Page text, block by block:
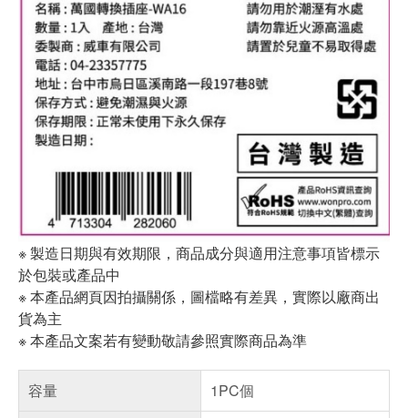
※ 製造日期與有效期限，商品成分與適用注意事項皆標示
於包裝或產品中
※ 本產品網頁因拍攝關係，圖檔略有差異，實際以廠商出
貨為主
※ 本產品文案若有變動敬請參照實際商品為準
容量
1PC個